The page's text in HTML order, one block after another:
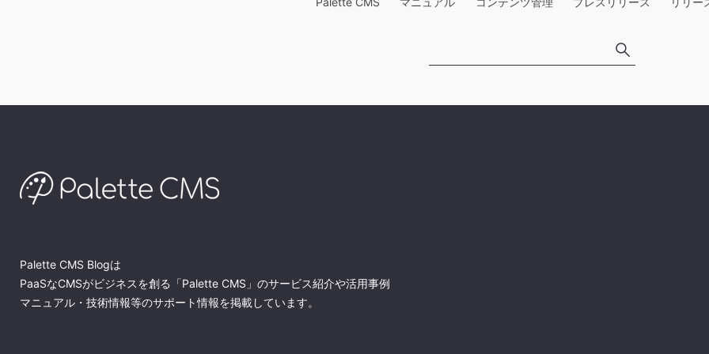
Palette CMS Blogは
PaaSなCMSがビジネスを創る「Palette CMS」のサービス紹介や活用事例
マニュアル・技術情報等のサポート情報を掲載しています。